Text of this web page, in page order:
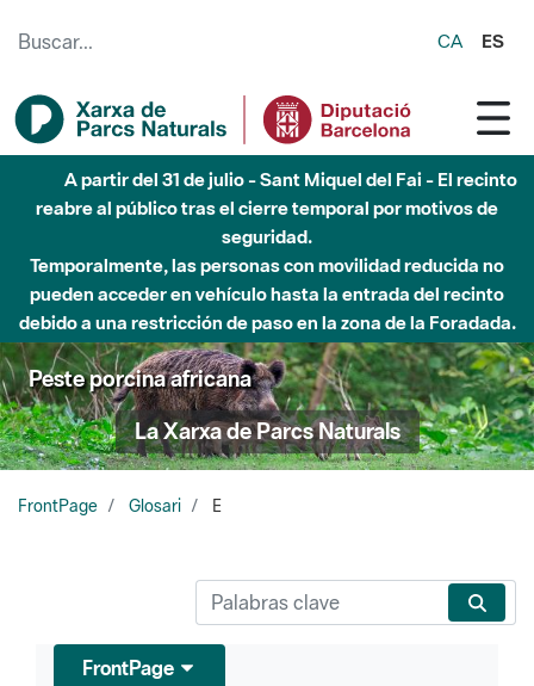
CA ES
A partir del 31 de julio - Sant Miquel del Fai - El recinto
reabre al público tras el cierre temporal por motivos de
seguridad.
Temporalmente, las personas con movilidad reducida no
pueden acceder en vehículo hasta la entrada del recinto
debido a una restricción de paso en la zona de la Foradada.
Peste porcina africana
La Xarxa de Parcs Naturals
FrontPage Glosari E
FrontPage